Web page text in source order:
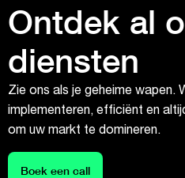
Ontdek al
diensten
Zie ons als je geheime wapen.
implementeren, efficiënt en
om uw markt te domineren.
Boek een call